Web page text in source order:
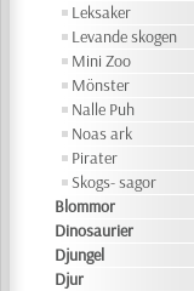
Leksaker
Levande skogen
Mini Zoo
Mönster
Nalle Puh
Noas ark
Pirater
Skogs- sagor
Blommor
Dinosaurier
Djungel
Djur